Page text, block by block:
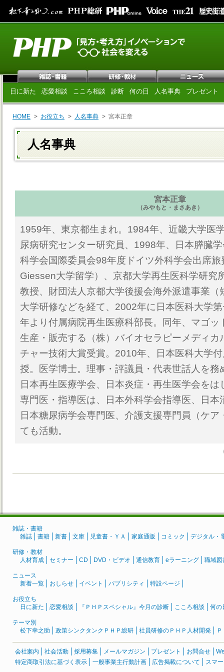
日に新た 恋愛相談 こころ相談 診断 何の日 人名事典 プレゼント
HOME お役立ち 人名事典 宮本正章
人名事典
宮本正章
（みやもと・まさあき）
1959年、東京都生まれ。1984年、近畿大学医
尿病研究センター研究員、1998年、日本膵臓
科学会国際委員会98年度ドイツ外科学会出席
Giessen大学留学）、京都大学再生医科学研究
教授、財団法人京都大学後援会海外派遣事業（
大学研修などを経て、2002年に日本医科大学
年より付属病院再生医療科部長。同年、マゴッ
生産・販売する（株）バイオセラピーメディカ
チャー技術大賞受賞。2010年、日本医科大学
授。医学博士。理事・評議員・代表世話人を務
日本再生医療学会、日本炎症・再生医学会を
専門医・指導医は、日本外科学会指導医、日本
日本糖尿病学会専門医、介護支援専門員（ケ
ても活動。
雑誌・書籍
雑誌
書籍 新書 文庫 児童書・ＹＡ 家庭通販 コミック デジタル・
研修・教材
人材育成
セミナー CD DVD・ビデオ 通信教育 eラーニング 職域図
ニュース
新着一覧
おしらせ イベント パブリシティ 特設ページ
お役立ち
日に新た
恋愛相談 『ＰＨＰスペシャル』今月の診断 こころ相談 何の
テーマ別
松下幸之助
政策シンクタンクＰＨＰ総研 社員研修のＰＨＰ人材開発
会社案内 社会活動 採用募集 メールマガジン プレゼント お問合せ
特定商取引法に基づく表示
一般事業主行動計画 広告掲載について スマ